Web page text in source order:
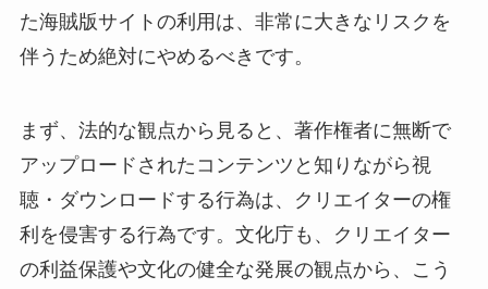
た海賊版サイトの利用は、非常に大きなリスクを
伴うため絶対にやめるべきです。
まず、法的な観点から見ると、著作権者に無断で
アップロードされたコンテンツと知りながら視
聴・ダウンロードする行為は、クリエイターの権
利を侵害する行為です。文化庁も、クリエイター
の利益保護や文化の健全な発展の観点から、こう